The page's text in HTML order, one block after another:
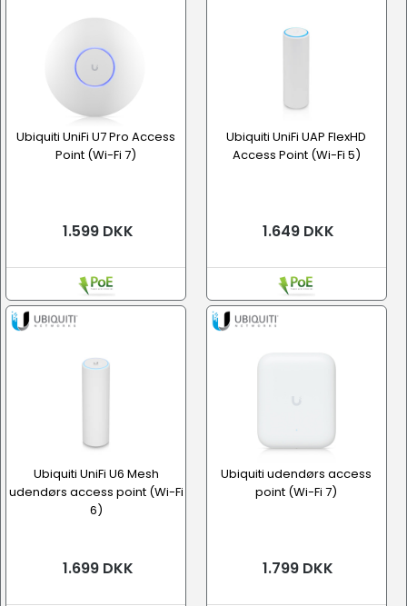
Ubiquiti UniFi U7 Pro Access
Point (Wi-Fi 7)
1.599 DKK
Ubiquiti UniFi UAP FlexHD
Access Point (Wi-Fi 5)
1.649 DKK
Ubiquiti UniFi U6 Mesh
udendørs access point (Wi-Fi
6)
1.699 DKK
Ubiquiti udendørs access
point (Wi-Fi 7)
1.799 DKK